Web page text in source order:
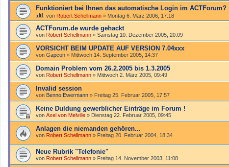
Funktioniert bei Ihnen das automatische Login im ACTForum?
von Robert Schellmann » Montag 6. März 2006, 17:18
ACTForum.de wurde gehackt
von Robert Schellmann » Samstag 10. Dezember 2005, 20:09
VORSICHT BEIM UPDATE AUF VERSION 7.04xxx
von Gapcon » Mittwoch 14. September 2005, 14:37
Domain Problem vom 26.2.2005 bis 1.3.2005
von Robert Schellmann » Mittwoch 2. März 2005, 09:49
Invalid session
von Benno Ewermann » Freitag 25. Februar 2005, 17:57
Keine Duldung gewerblicher Einträge im Forum !
von Axel von Melville » Dienstag 22. Februar 2005, 09:45
Anlagen die niemanden gehören...
von Robert Schellmann » Freitag 20. Februar 2004, 18:34
Neue Rubrik "Telefonie"
von Robert Schellmann » Freitag 14. November 2003, 11:08